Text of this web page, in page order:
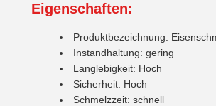
Eigenschaften:
Produktbezeichnung:
Instandhaltung: gering
Langlebigkeit: Hoch
Sicherheit: Hoch
Schmelzzeit: schnell